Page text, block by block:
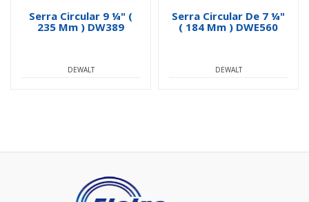
Serra Circular 9 ¼" (
235 Mm ) DW389
DEWALT
Serra Circular De 7 ¼"
( 184 Mm ) DWE560
DEWALT